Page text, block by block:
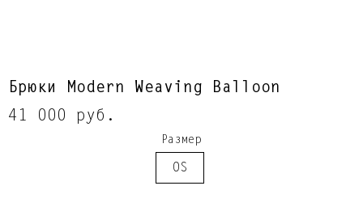
Брюки Modern Weaving Balloon
41 000 руб.
Размер
OS